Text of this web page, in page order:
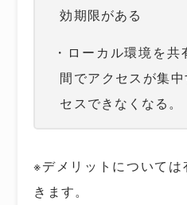
効期限がある
・ローカル環境を
間でアクセスが集
セスできなくなる。
※デメリットについて
きます。